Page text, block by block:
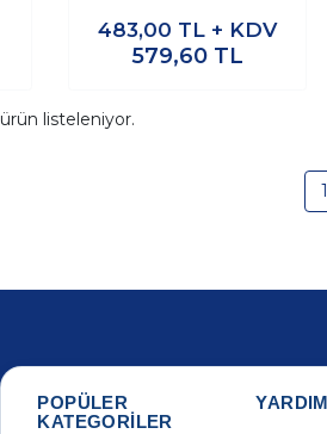
483,00 TL + KDV
579,60 TL
ürün listeleniyor.
1
POPÜLER
KATEGORİLER
YARDIM